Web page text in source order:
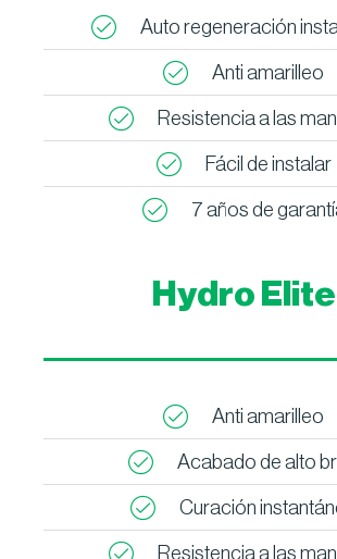
Auto regeneración
Anti amarilleo
Resistencia a las
Fácil de instalar
7 años de
Hydro Elite
Anti amarilleo
Acabado de alto
Curación
Resistencia a las